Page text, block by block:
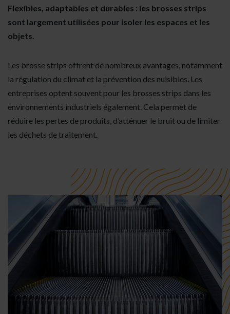
Flexibles, adaptables et durables : les brosses strips
sont largement utilisées pour isoler les espaces et les
objets.
Les brosse strips offrent de nombreux avantages, notamment
la régulation du climat et la prévention des nuisibles. Les
entreprises optent souvent pour les brosses strips dans les
environnements industriels également. Cela permet de
réduire les pertes de produits, d’atténuer le bruit ou de limiter
les déchets de traitement.